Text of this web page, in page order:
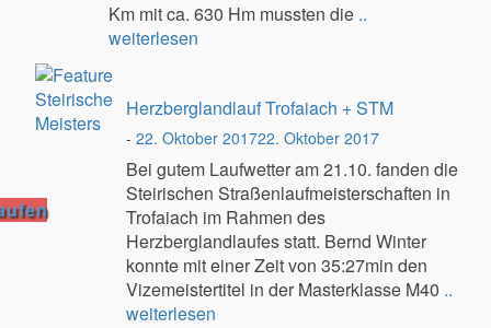
Km mit ca. 630 Hm mussten die ..
weiterlesen
Herzberglandlauf Trofaiach + STM
- 22. Oktober 201722. Oktober 2017
Bei gutem Laufwetter am 21.10. fanden die
Steirischen Straßenlaufmeisterschaften in
Trofaiach im Rahmen des
Herzberglandlaufes statt. Bernd Winter
konnte mit einer Zeit von 35:27min den
Vizemeistertitel in der Masterklasse M40 ..
weiterlesen